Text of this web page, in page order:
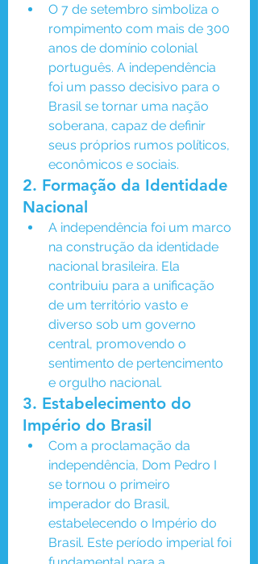
O 7 de setembro simboliza o
rompimento com mais de 300
anos de domínio colonial
português. A independência
foi um passo decisivo para o
Brasil se tornar uma nação
soberana, capaz de definir
seus próprios rumos políticos,
econômicos e sociais.
2. Formação da Identidade
Nacional
A independência foi um marco
na construção da identidade
nacional brasileira. Ela
contribuiu para a unificação
de um território vasto e
diverso sob um governo
central, promovendo o
sentimento de pertencimento
e orgulho nacional.
3. Estabelecimento do
Império do Brasil
Com a proclamação da
independência, Dom Pedro I
se tornou o primeiro
imperador do Brasil,
estabelecendo o Império do
Brasil. Este período imperial foi